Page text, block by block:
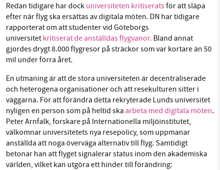
Redan tidigare har dock universiteten kritiseratsför att släpa
efter när flyg ska ersättas av digitala möten. DN har tidigare
rapporterat om att studenter vid Göteborgs
universitet kritiserat de anställdas flygvanor. Bland annat
gjordes drygt 8.000 flygresor på sträckor som var kortare än 50
mil under förra året.
En utmaning är att de stora universiteten är decentraliserade
och heterogena organisationer och att resekulturen sitter i
väggarna. För att förändra detta rekryterade Lunds universitet
nyligen en person som på heltid ska arbeta med digitala möten.
Peter Arnfalk, forskare på Internationella miljöinstitutet,
välkomnar universitetets nya resepolicy, som uppmanar
anställda att noga överväga alternativ till flyg. Samtidigt
betonar han att flyget signalerar status inom den akademiska
världen, vilket kan utgöra ett hinder till förändring: